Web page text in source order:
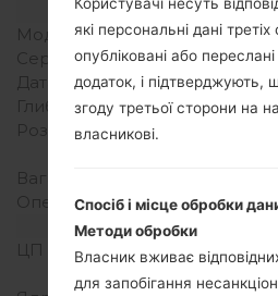
Модель та її
Модель
Серія
LG
Дата випуску
Глибина
9
Розміри (ширина/висота)
Вага
Операційна система
Апаратне
ЦП (процесор)
1.0
які персональні дані
опубліковані або
додаток, і підтверджують,
згоду третьої сторони на
власникові.
Спосіб і місце обробки
Методи обробки
Власник вживає
для запобігання